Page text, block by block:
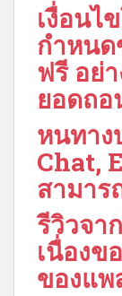
เงื่อนไ
กำหนด
ฟรี อย่
ยอดถอ
หนทาง
Chat,
สามาร
รีวิวจา
เนื่องข
ของแ